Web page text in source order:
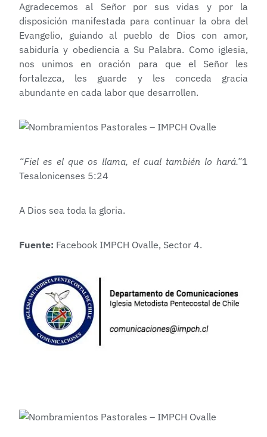
Agradecemos al Señor por sus vidas y por la
disposición manifestada para continuar la obra del
Evangelio, guiando al pueblo de Dios con amor,
sabiduría y obediencia a Su Palabra. Como iglesia,
nos unimos en oración para que el Señor les
fortalezca, les guarde y les conceda gracia
abundante en cada labor que desarrollen.
“Fiel es el que os llama, el cual también lo hará.”1
Tesalonicenses 5:24
A Dios sea toda la gloria.
Fuente: Facebook IMPCH Ovalle, Sector 4.